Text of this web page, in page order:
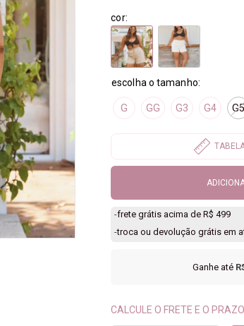
cor:
G GG G3 G4 G5
-frete grátis acima de R$ 499
-troca ou devolução grátis em
Ganhe até